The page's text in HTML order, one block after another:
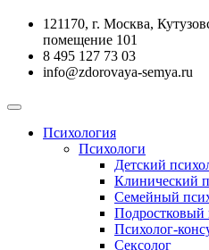
121170, г. Москва,
помещение 101
‪8 495 127 73 03
info@zdorovaya-semya.ru
Психология
Психологи
Детский
Клинический
Семейный
Подростковый
Психолог-
Сексолог